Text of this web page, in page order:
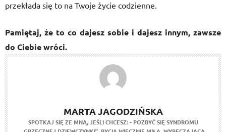
przekłada się to na Twoje życie codzienne.
Pamiętaj, że to co dajesz sobie i dajesz innym, zawsze
do Ciebie wróci.
MARTA JAGODZIŃSKA
SPOTKAJ SIĘ ZE MNĄ, JEŚLI CHCESZ: - POZBYĆ SIĘ SYNDROMU